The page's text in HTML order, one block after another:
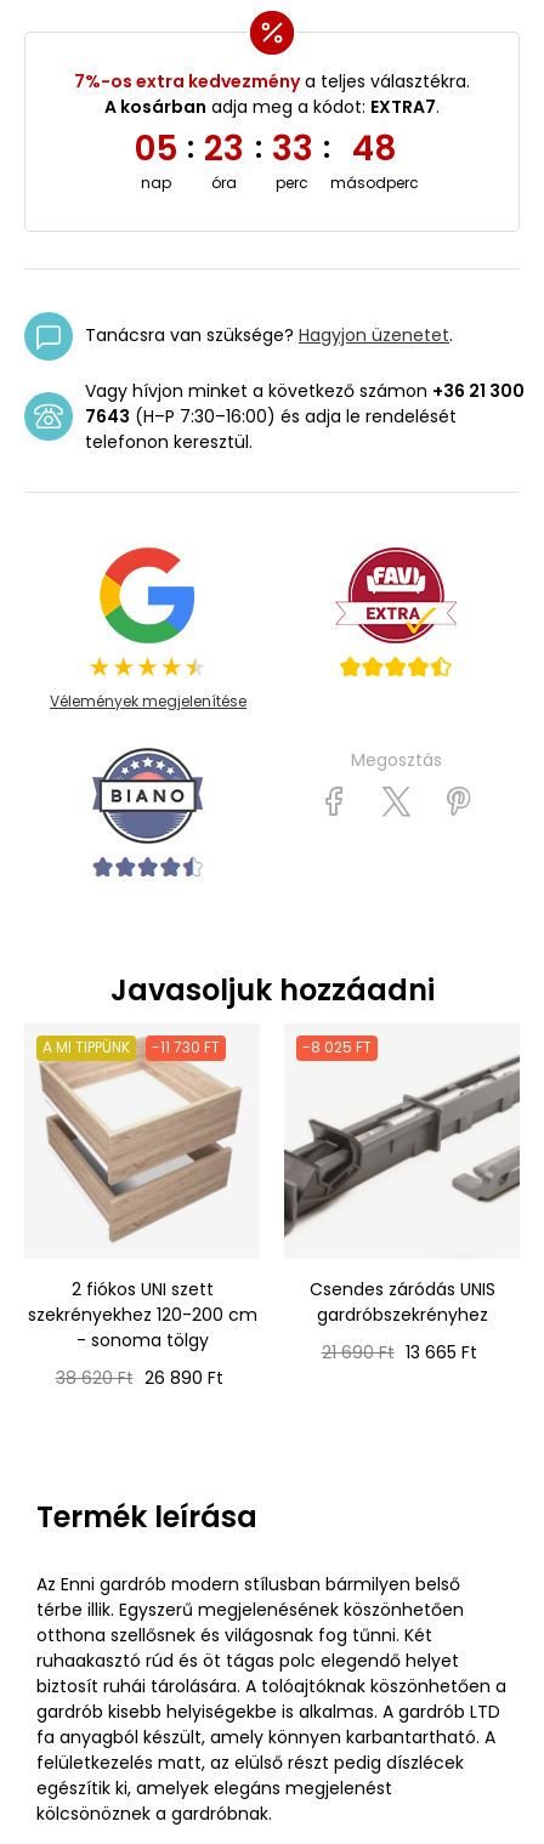
7%-os extra kedvezménya teljes választékra.
A kosárban adja meg a kódot: EXTRA7.
05
nap
: 23
óra
: 33
perc
: 47
másodperc
Tanácsra van szüksége? Hagyjon üzenetet.
Vagy hívjon minket a következő számon +36 21 300
7643 (H–P 7:30–16:00) és adja le rendelését
telefonon keresztül.
Vélemények megjelenítése
Megosztás
Javasoljuk hozzáadni
A MI TIPPÜNK -11 730 FT
2 fiókos UNI szett
szekrényekhez 120-200 cm
- sonoma tölgy
Normál
38 620 Ft Ár
26 890 Ft
-8 025 FT
Csendes záródás UNIS
gardróbszekrényhez
Normál
21 690 Ft Ár
13 665 Ft
Termék leírása
Az Enni gardrób modern stílusban bármilyen belső
térbe illik. Egyszerű megjelenésének köszönhetően
otthona szellősnek és világosnak fog tűnni. Két
ruhaakasztó rúd és öt tágas polc elegendő helyet
biztosít ruhái tárolására. A tolóajtóknak köszönhetően a
gardrób kisebb helyiségekbe is alkalmas. A gardrób LTD
fa anyagból készült, amely könnyen karbantartható. A
felületkezelés matt, az elülső részt pedig díszlécek
egészítik ki, amelyek elegáns megjelenést
kölcsönöznek a gardróbnak.